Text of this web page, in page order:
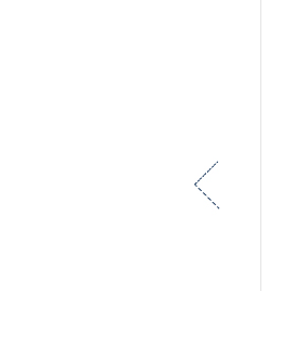
Previous
et humidité ambiantes Les